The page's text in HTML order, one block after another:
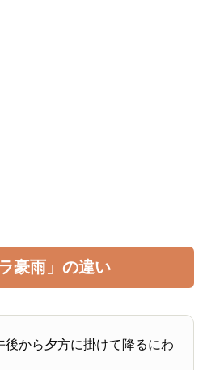
豪雨」の違い
後から夕方に掛けて降るにわ